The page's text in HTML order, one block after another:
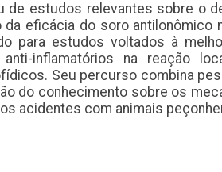
de estudos relevantes sobre o
eficácia do soro
para estudos voltados à
inflamatórios na reação
Seu percurso combina
do conhecimento sobre os
acidentes com animais